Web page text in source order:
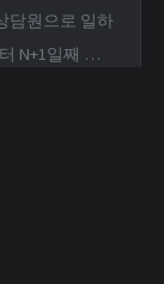
N+1일째 되